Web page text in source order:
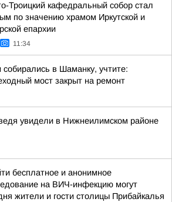
Троицкий кафедральный собор стал
по значению храмом Иркутской и
епархии
11:34
собирались в Шаманку, учтите:
мост закрыт на ремонт
увидели в Нижнеилимском районе
бесплатное и анонимное
на ВИЧ-инфекцию могут
жители и гости столицы Прибайкалья